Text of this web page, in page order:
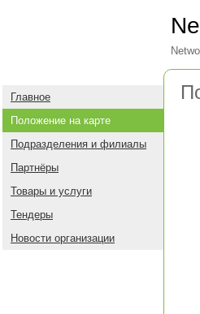
Главное
Положение на карте
Подразделения и филиалы
Партнёры
Товары и услуги
Тендеры
Новости организации